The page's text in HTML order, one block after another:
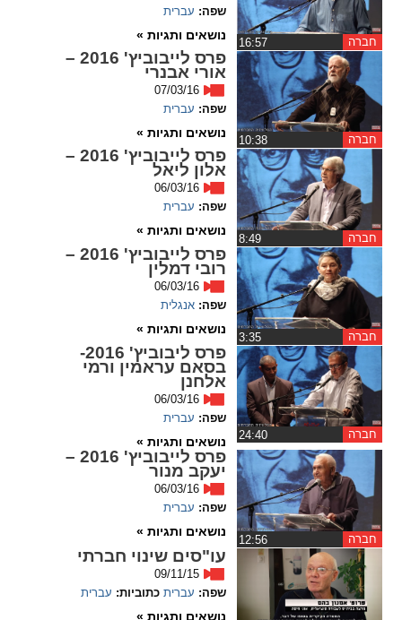
format_underlined
קו תחתי לקישורים
font_download
cached
איפוס
כל
ההגדרות
flag
השארת
משוב
חברה
שפה: עברית
נושאים ותגיות »
חברה
פרס לייבוביץ' 2016 –
אורי אבנרי
07/03/16
שפה: עברית
נושאים ותגיות »
חברה
פרס לייבוביץ' 2016 –
אלון ליאל
06/03/16
שפה: עברית
נושאים ותגיות »
חברה
פרס לייבוביץ' 2016 –
רובי דמלין
06/03/16
שפה: אנגלית
נושאים ותגיות »
חברה
פרס ליבוביץ' 2016-
בסאם עראמין ורמי
אלחנן
06/03/16
שפה: עברית
נושאים ותגיות »
חברה
פרס לייבוביץ' 2016 –
יעקב מנור
06/03/16
שפה: עברית
נושאים ותגיות »
עו"סים שינוי חברתי
09/11/15
שפה: עברית כתוביות: עברית
נושאים ותגיות »